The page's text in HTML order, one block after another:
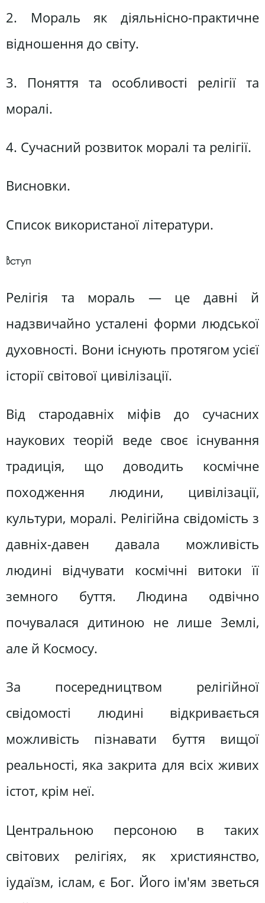
2. Мораль як діяльнісно-практичне
відношення до світу.
3. Поняття та особливості релігії та
моралі.
4. Сучасний розвиток моралі та релігії.
Висновки.
Список використаної літератури.
Вступ
Релігія та мораль — це давні й
надзвичайно усталені форми людської
духовності. Вони існують протягом усієї
історії світової цивілізації.
Від стародавніх міфів до сучасних
наукових теорій веде своє існування
традиція, що доводить космічне
походження людини, цивілізації,
культури, моралі. Релігійна свідомість з
давніх-давен давала можливість
людині відчувати космічні витоки її
земного буття. Людина одвічно
почувалася дитиною не лише Землі,
але й Космосу.
За посередництвом релігійної
свідомості людині відкривається
можливість пізнавати буття вищої
реальності, яка закрита для всіх живих
істот, крім неї.
Центральною персоною в таких
світових релігіях, як християнство,
іудаїзм, іслам, є Бог. Його ім'ям зветься